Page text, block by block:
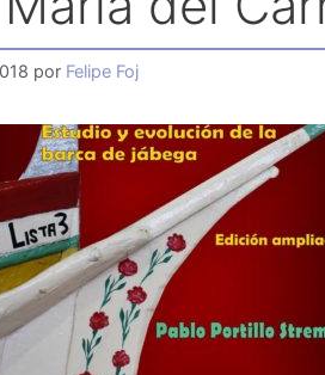
por Felipe Foj